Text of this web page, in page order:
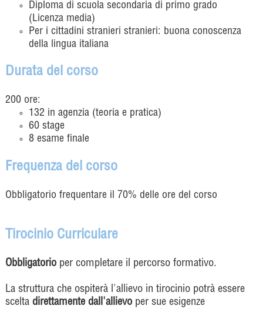
Diploma di scuola secondaria di primo grado
(Licenza media)
Per i cittadini stranieri stranieri: buona conoscenza
della lingua italiana
Durata del corso
200 ore:
132 in agenzia (teoria e pratica)
60 stage
8 esame finale
Frequenza del corso
Obbligatorio frequentare il 70% delle ore del corso
Tirocinio Curriculare
Obbligatorioper completare il percorso formativo.
La struttura che ospiterà l'allievo in tirocinio potrà essere
scelta direttamente dall'allievoper sue esigenze